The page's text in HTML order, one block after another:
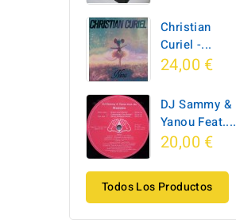
Christian
Curiel -...
24,00 €
DJ Sammy &
Yanou Feat....
20,00 €
Todos Los Productos